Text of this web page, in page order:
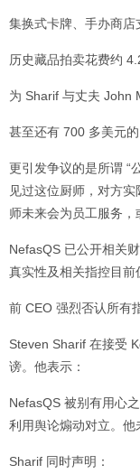
集换式卡牌、手办商店
历史藏品拍卖花费约
为 Sharif 与丈夫 John
甚至还有 700 多美元
更引发争议的是所谓 “
见过这位厨师，对方
师未来会为员工服务，
NefasQS 已公开相关
真实性及相关指控目前
前 CEO 强烈否认所有
Steven Sharif 在接受
谤。他表示：
NefasQS 被别有用心
利用舆论煽动对立。他
Sharif 同时声明：